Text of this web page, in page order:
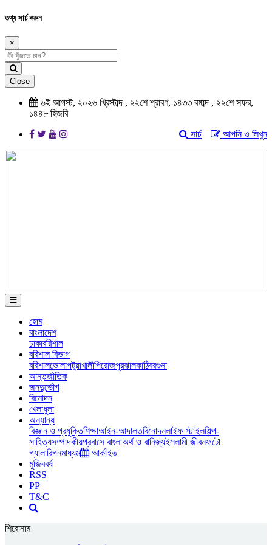
তথ্য সার্চ করুন
×
Close
৬ই আগস্ট, ২০২৬ খ্রিস্টাব্দ , ২২শে শ্রাবণ, ১৪৩৩ বঙ্গাব্দ , ২২শে সফর,
১৪৪৮ হিজরি
আপনি ও লিখুন
সার্চ
হোম
বাংলাদেশ
ঢাকাবরিশাল
বরিশাল বিভাগ
বরিশালভোলাপটুয়াখালীপিরোজপুরঝালকাঠিবরগুনা
আন্তর্জাতিক
জনদুর্ভোগ
বিনোদন
খেলাধুলা
অন্যান্য
বিজ্ঞান ও প্রযুক্তিশিক্ষাআইন-আদালতবিনোদনলাইফ স্টাইলশিল্প-
সাহিত্যসম্পাদকীয়প্রবাসে বাংলাঅর্থ ও বানিজ্যইসলামী জীবনফটো
গ্যালারিগনমাধ্যম
আর্কাইভ
মুজিববর্ষ
RSS
PP
T&C
শিরোনাম